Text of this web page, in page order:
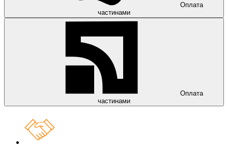
Оплата
частинами
Оплата
частинами